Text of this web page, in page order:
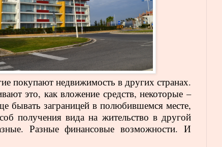
покупают недвижимость в других странах.
это, как вложение средств, некоторые –
бывать заграницей в полюбившемся месте,
получения вида на жительство в другой
Разные финансовые возможности. И